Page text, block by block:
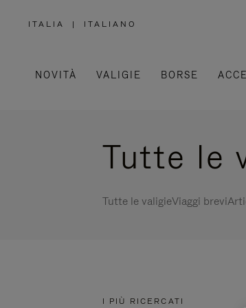
ITALIA
,
| ITALIANO
NOVITÀ VALIGIE BORSE
Tutte le
Tutte le valigieViaggi brevi
I PIÙ RICERCATI